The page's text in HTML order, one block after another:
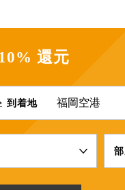
還元
到着地